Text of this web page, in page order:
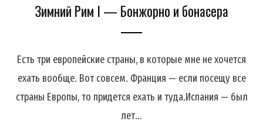
Зимний Рим I — Бонжорно и бонасера
Есть три европейские страны, в которые мне не хочется
ехать вообще. Вот совсем. Франция — если посещу все
страны Европы, то придется ехать и туда.Испания — был
лет…